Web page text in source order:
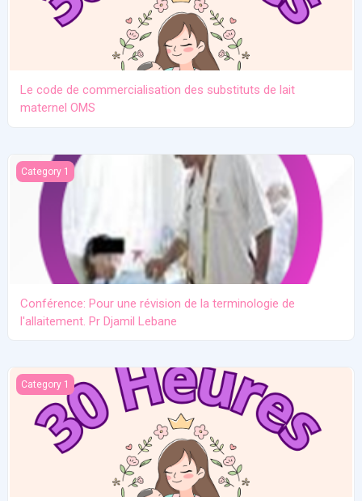
Le code de commercialisation des substituts de lait
maternel OMS
Conférence: Pour une révision de la terminologie de l'allaitement.
Category 1
Conférence: Pour une révision de la terminologie de
l'allaitement. Pr Djamil Lebane
Les problèmes communs en allaitement maternel
Category 1